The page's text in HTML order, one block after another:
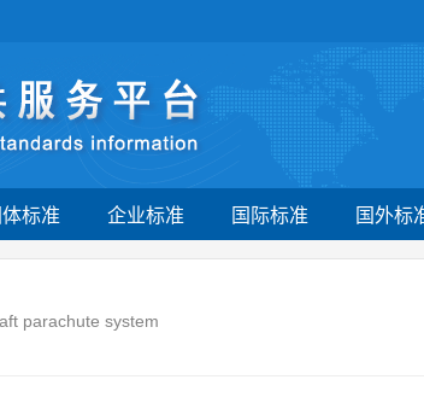
标准 企业标准 国际标准 国外标
parachute system